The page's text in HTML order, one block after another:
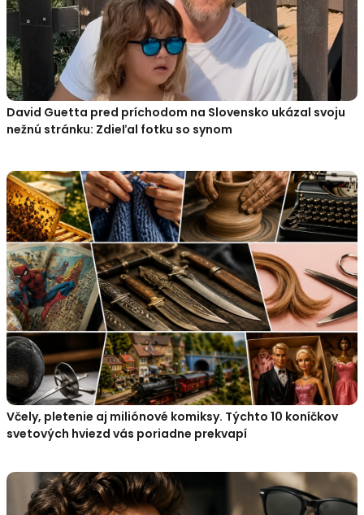
David Guetta pred príchodom na Slovensko ukázal svoju
nežnú stránku: Zdieľal fotku so synom
Včely, pletenie aj miliónové komiksy. Týchto 10 koníčkov
svetových hviezd vás poriadne prekvapí